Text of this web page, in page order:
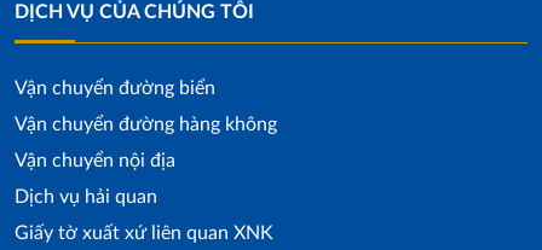
DỊCH VỤ CỦA CHÚNG TÔI
Vận chuyển đường biển
Vận chuyển đường hàng không
Vận chuyển nội địa
Dịch vụ hải quan
Giấy tờ xuất xứ liên quan XNK